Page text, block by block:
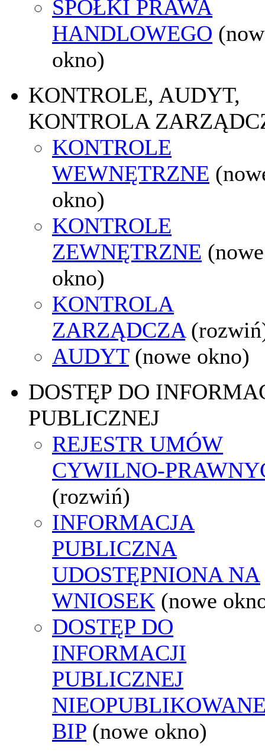
SPÓŁKI PRAWA
HANDLOWEGO
okno)
KONTROLE, AUDYT,
KONTROLA
KONTROLE
WEWNĘTRZNE
okno)
KONTROLE
ZEWNĘTRZNE (nowe
okno)
KONTROLA
ZARZĄDCZA
AUDYT (nowe okno)
DOSTĘP DO
PUBLICZNEJ
REJESTR UMÓW
CYWILNO-
(rozwiń)
INFORMACJA
PUBLICZNA
UDOSTĘPNIONA NA
WNIOSEK (nowe
DOSTĘP DO
INFORMACJI
PUBLICZNEJ
BIP (nowe okno)